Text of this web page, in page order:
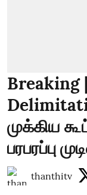
Breaking
முக்கிய
பரபரப்பு
thanthitv